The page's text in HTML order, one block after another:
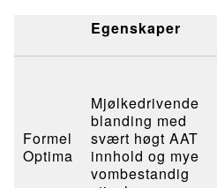
Egenskaper
Formel
Optima
Mjølkedrivende
blanding med
svært høgt AAT
innhold og mye
vombestandig